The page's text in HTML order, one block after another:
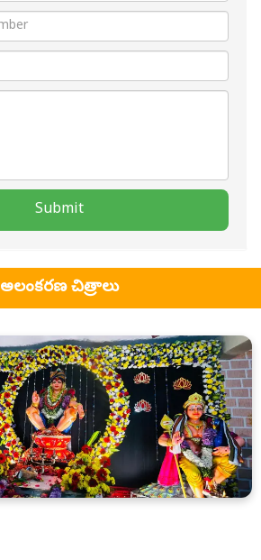
Submit
అలంకరణ చిత్రాలు